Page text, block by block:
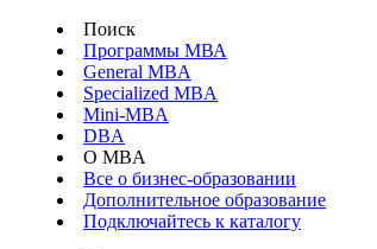
Поиск
Программы МВА
General MBA
Specialized MBA
Mini-MBA
DBA
О MBA
Все о бизнес-образовании
Дополнительное образование
Подключайтесь к каталогу